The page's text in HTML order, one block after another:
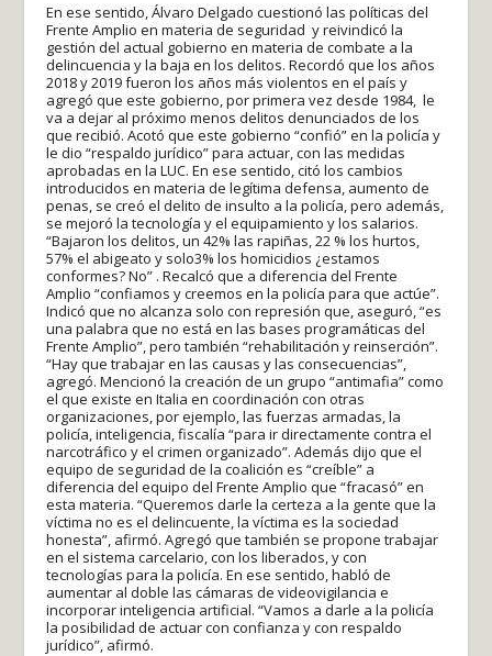
En ese sentido, Álvaro Delgado cuestionó las políticas del
Frente Amplio en materia de seguridad y reivindicó la
gestión del actual gobierno en materia de combate a la
delincuencia y la baja en los delitos. Recordó que los años
2018 y 2019 fueron los años más violentos en el país y
agregó que este gobierno, por primera vez desde 1984, le
va a dejar al próximo menos delitos denunciados de los
que recibió. Acotó que este gobierno “confió” en la policía y
le dio “respaldo jurídico” para actuar, con las medidas
aprobadas en la LUC. En ese sentido, citó los cambios
introducidos en materia de legítima defensa, aumento de
penas, se creó el delito de insulto a la policía, pero además,
se mejoró la tecnología y el equipamiento y los salarios.
“Bajaron los delitos, un 42% las rapiñas, 22 % los hurtos,
57% el abigeato y solo3% los homicidios ¿estamos
conformes? No” . Recalcó que a diferencia del Frente
Amplio “confiamos y creemos en la policía para que actúe”.
Indicó que no alcanza solo con represión que, aseguró, “es
una palabra que no está en las bases programáticas del
Frente Amplio”, pero también “rehabilitación y reinserción”.
“Hay que trabajar en las causas y las consecuencias”,
agregó. Mencionó la creación de un grupo “antimafia” como
el que existe en Italia en coordinación con otras
organizaciones, por ejemplo, las fuerzas armadas, la
policía, inteligencia, fiscalía “para ir directamente contra el
narcotráfico y el crimen organizado”. Además dijo que el
equipo de seguridad de la coalición es “creíble” a
diferencia del equipo del Frente Amplio que “fracasó” en
esta materia. “Queremos darle la certeza a la gente que la
víctima no es el delincuente, la víctima es la sociedad
honesta”, afirmó. Agregó que también se propone trabajar
en el sistema carcelario, con los liberados, y con
tecnologías para la policía. En ese sentido, habló de
aumentar al doble las cámaras de videovigilancia e
incorporar inteligencia artificial. “Vamos a darle a la policía
la posibilidad de actuar con confianza y con respaldo
jurídico”, afirmó.